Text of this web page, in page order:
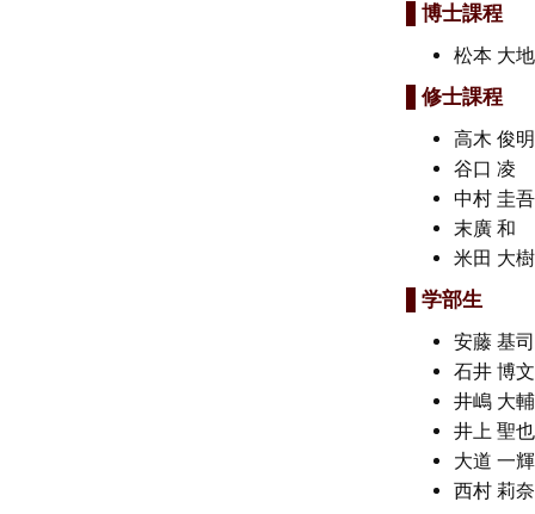
博士課程
松本 大
修士課程
高木 俊
谷口
中村 圭
末廣
米田 大
学部生
安藤 基
石井 博
井嶋 大
井上 聖
大道 一
西村 莉